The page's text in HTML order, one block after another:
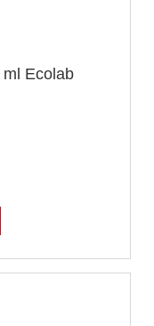
Ecolab